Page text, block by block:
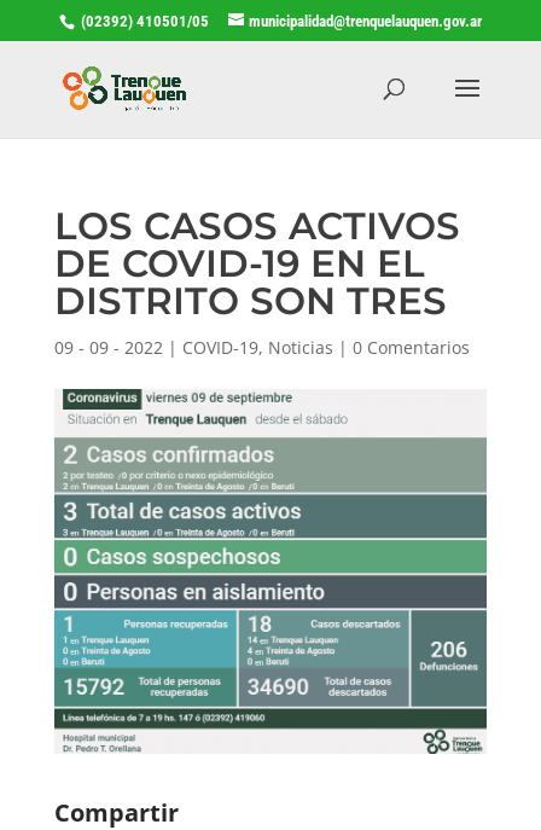
(02392) 410501/05 municipalidad@trenquelauquen.gov.ar
LOS CASOS ACTIVOS
DE COVID-19 EN EL
DISTRITO SON TRES
09 - 09 - 2022 | COVID-19, Noticias | 0 Comentarios
Compartir